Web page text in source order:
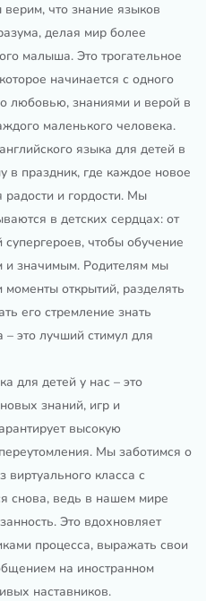
что знание языков
делая мир более
малыша. Это трогательное
начинается с одного
любовью, знаниями и верой в
маленького человека.
языка для детей в
в праздник, где каждое новое
радости и гордости. Мы
в детских сердцах: от
чтобы обучение
и значимым. Родителям мы
открытий, разделять
его стремление знать
это лучший стимул для
для детей у нас – это
знаний, игр и
высокую
Мы заботимся о
класса с
снова, ведь в нашем мире
Это вдохновляет
процесса, выражать свои
на иностранном
наставников.